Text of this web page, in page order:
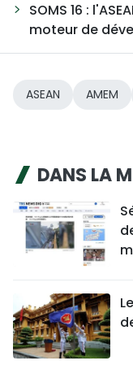
SOMS 16 :
moteur de
ASEAN AMEM
DANS LA